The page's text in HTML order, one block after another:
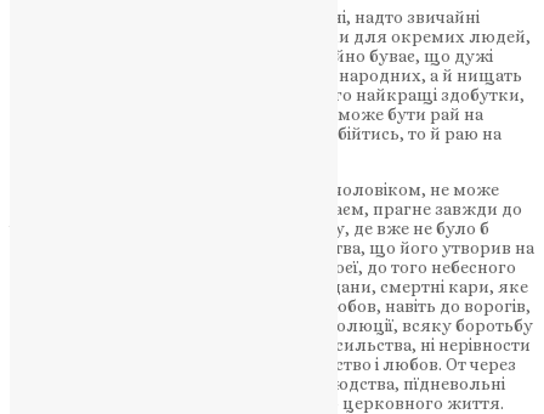
Історія подає нам ще й такі теж звичайні, надто звичайні
приклади, що бувають тюрми не тільки для окремих людей,
а й для цілих народів. Буває, і як звичайно буває, що дужі
світу цього нищать не тільки пророків народних, а й нищать
увесь народ, його душу, його волю, його найкращі здобутки,
все його життя. І коли нам кажуть, що може бути рай на
землі, а без цього нищення не можна обійтись, то й раю на
От через що кожен чоловік, поки він є чоловіком, не може
задовольнитись державним земним раєм, прагне завжди до
іншого, що поза межами держави, ладу, де вже не було б
насильства, — до того устрою суспільства, що його утворив на
землі Христос заснованням Церкви Своєї, до того небесного
царства, яке виключає всі тюрми, кайдани, смертні кари, яке
знає, лише моральні впливи, тільки любов, навіть до ворогів,
яке робить зайвим всякі заколоти, революції, всяку боротьбу
в братерстві за ті, чи інші права, бо ні насильства, ні нерівности
в правах там не повинно бути, а братерство і любов. От через
що особливо бідні підневольні стани людства, пїдневольні
народи мусять прагнути до церкви, до церковного життя.